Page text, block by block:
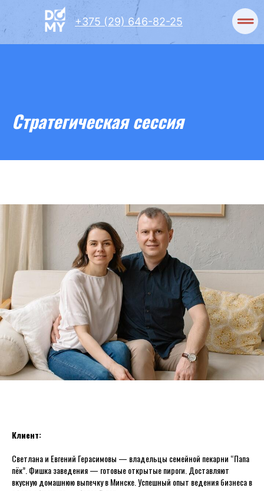
+375 (29) 646-82-25
Стратегическая сессия
Клиент:
Светлана и Евгений Герасимовы — владельцы семейной пекарни “Папа
пёк”. Фишка заведения — готовые открытые пироги. Доставляют
вкусную домашнюю выпечку в Минске. Успешный опыт ведения бизнеса в